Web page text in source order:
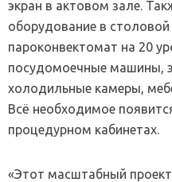
экран в актовом зале.
оборудование в
пароконвектомат на 20
посудомоечные машины,
холодильные камеры,
Всё необходимое
процедурном кабинетах.
«Этот масштабный